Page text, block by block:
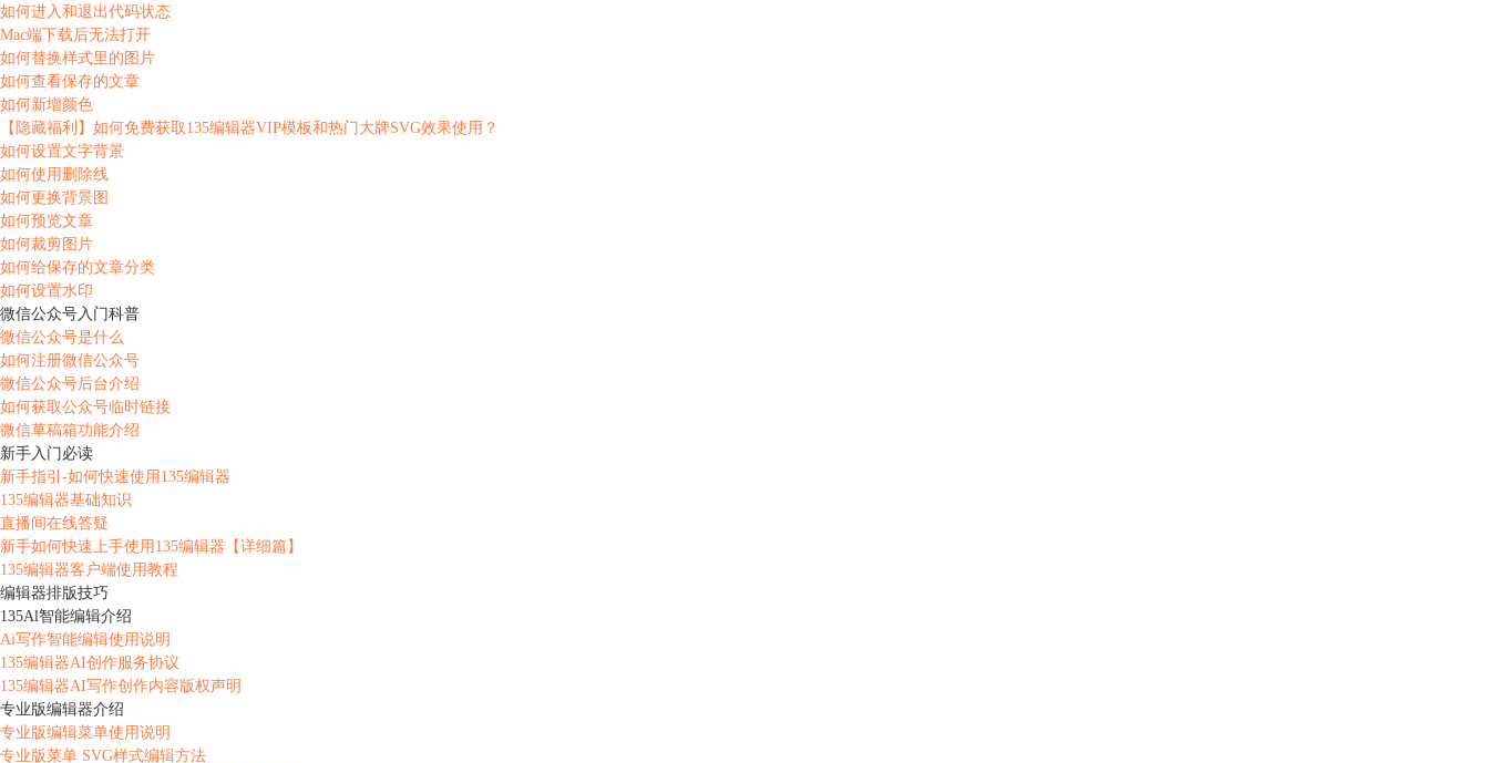
如何进入和退出代码状态
Mac端下载后无法打开
如何替换样式里的图片
如何查看保存的文章
如何新增颜色
【隐藏福利】如何免费获取135编辑器VIP模板和热门大牌SVG效果使用？
如何设置文字背景
如何使用删除线
如何更换背景图
如何预览文章
如何裁剪图片
如何给保存的文章分类
如何设置水印
微信公众号入门科普
微信公众号是什么
如何注册微信公众号
微信公众号后台介绍
如何获取公众号临时链接
微信草稿箱功能介绍
新手入门必读
新手指引-如何快速使用135编辑器
135编辑器基础知识
直播间在线答疑
新手如何快速上手使用135编辑器【详细篇】
135编辑器客户端使用教程
编辑器排版技巧
135Al智能编辑介绍
Ai写作智能编辑使用说明
135编辑器AI创作服务协议
135编辑器AI写作创作内容版权声明
专业版编辑器介绍
专业版编辑菜单使用说明
专业版菜单 SVG样式编辑方法